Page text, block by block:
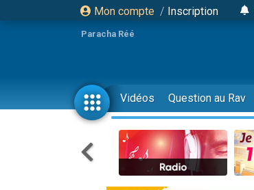
Mon compte / Inscription
Paracha Réé
Vidéos Question au Rav